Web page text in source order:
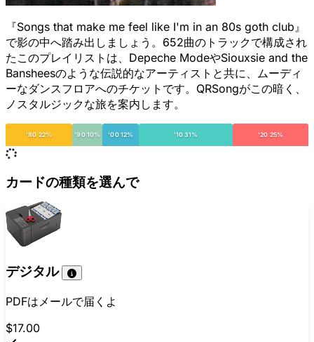
『Songs that make me feel like I'm in an 80s goth club』
で影の中へ踏み出しましょう。652曲のトラックで構成され
たこのプレイリストは、Depeche ModeやSiouxsie and the
Bansheesのような伝説的なアーティストと共に、ムーディ
ーなダンスフロアへのチケットです。QRSongがこの暗く、
ノスタルジックな旅を案内します。
'80 22% '90 10% '00 12% '10 31% '20 25%
カードの種類を選んで
デジタル
PDFはメールで届くよ
$17.00